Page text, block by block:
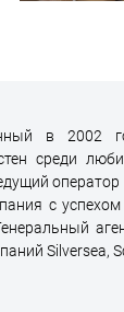
в 2002
среди
с
Silversea,